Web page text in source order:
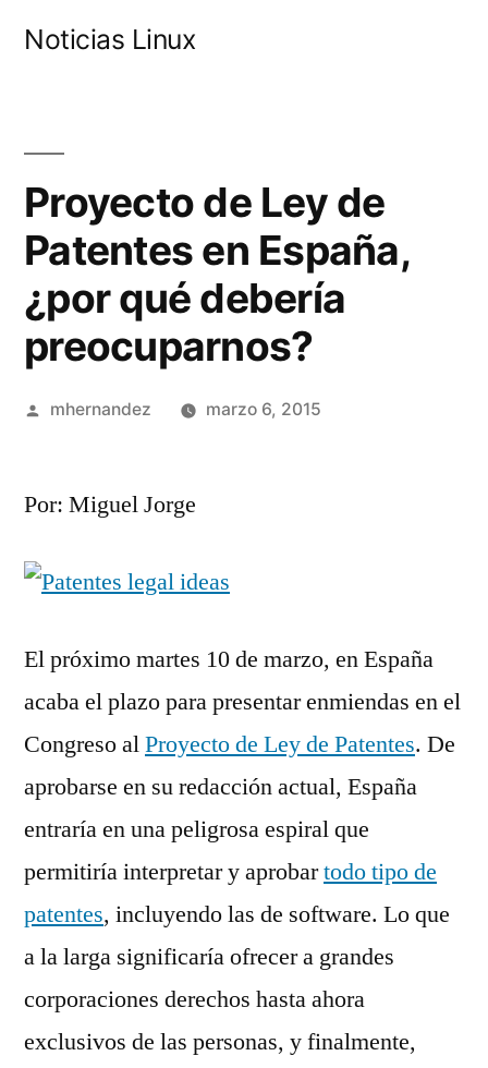
Noticias Linux
Proyecto de Ley de
Patentes en España,
¿por qué debería
preocuparnos?
Publicado
mhernandez marzo 6, 2015
Por: Miguel Jorge
El próximo martes 10 de marzo, en España
acaba el plazo para presentar enmiendas en el
Congreso alProyecto de Ley de Patentes. De
aprobarse en su redacción actual, España
entraría en una peligrosa espiral que
permitiría interpretar y aprobartodo tipo de
patentes, incluyendo las de software. Lo que
a la larga significaría ofrecer a grandes
corporaciones derechos hasta ahora
exclusivos de las personas, y finalmente,